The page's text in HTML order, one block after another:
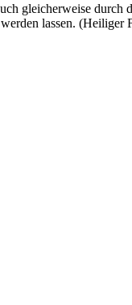
gleicherweise
lassen. (Heiliger